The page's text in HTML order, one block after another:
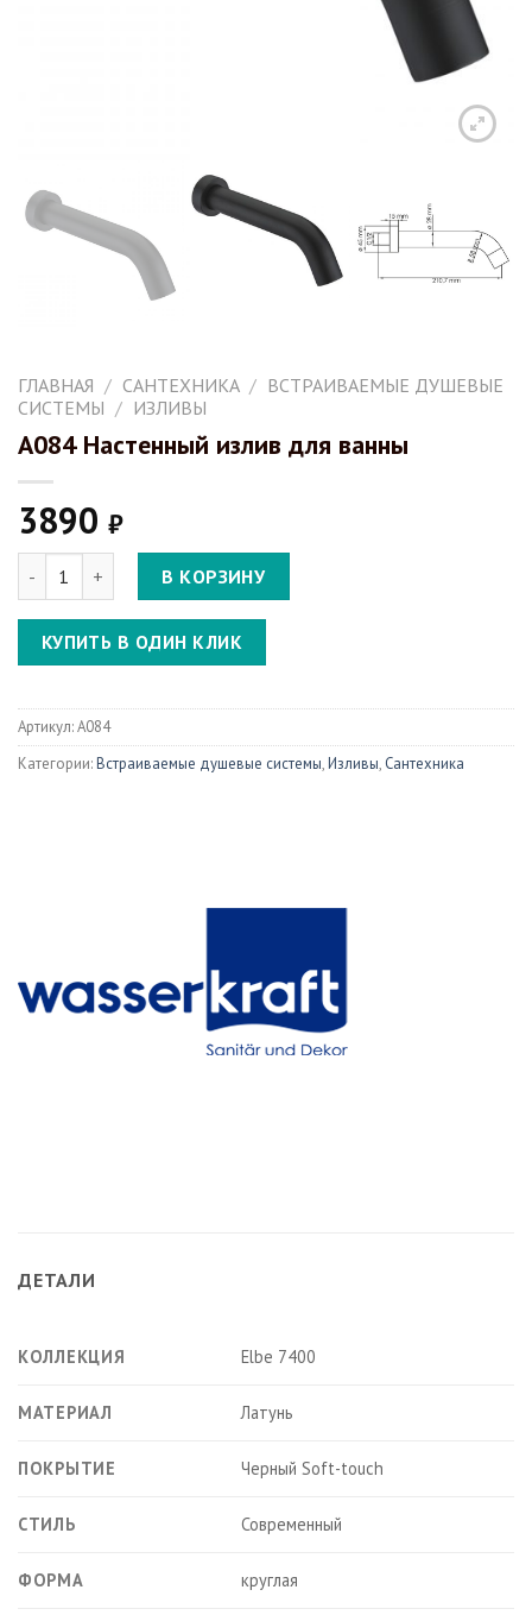
ГЛАВНАЯ / САНТЕХНИКА / ВСТРАИВАЕМЫЕ ДУШЕВЫЕ
СИСТЕМЫ / ИЗЛИВЫ
A084 Настенный излив для ванны
3890 ₽
Количество A084 Настенный излив для ванны
В КОРЗИНУ
КУПИТЬ В ОДИН КЛИК
Артикул:A084
Категории:Встраиваемые душевые системы,Изливы, Сантехника
ДЕТАЛИ
КОЛЛЕКЦИЯ Elbe 7400
МАТЕРИАЛ Латунь
ПОКРЫТИЕ Черный Soft-touch
СТИЛЬ Современный
ФОРМА круглая